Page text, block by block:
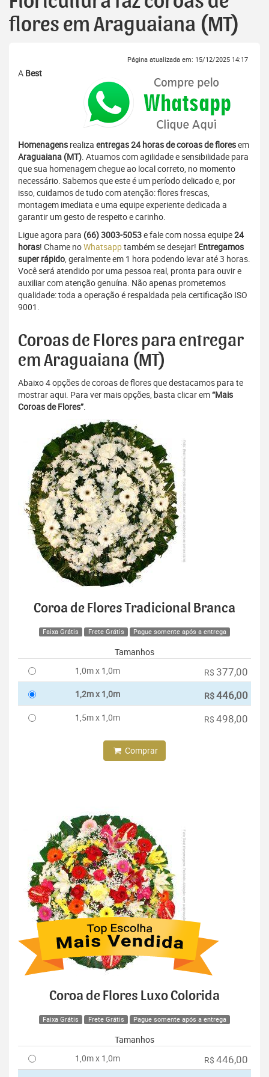
flores em Araguaiana (MT)
Página atualizada em: 15/12/2025 14:17
A Best
Homenagens realiza entregas 24 horas de coroas de floresem
Araguaiana (MT). Atuamos com agilidade e sensibilidade para
que sua homenagem chegue ao local correto, no momento
necessário. Sabemos que este é um período delicado e, por
isso, cuidamos de tudo com atenção: flores frescas,
montagem imediata e uma equipe experiente dedicada a
garantir um gesto de respeito e carinho.
Ligue agora para (66) 3003-5053e fale com nossa equipe24
horas! Chame noWhatsapptambém se desejar! Entregamos
super rápido, geralmente em 1 hora podendo levar até 3 horas.
Você será atendido por uma pessoa real, pronta para ouvir e
auxiliar com atenção genuína. Não apenas prometemos
qualidade: toda a operação é respaldada pela certificação ISO
9001.
Coroas de Flores para entregar
em Araguaiana (MT)
Abaixo 4 opções de coroas de flores que destacamos para te
mostrar aqui. Para ver mais opções, basta clicar em“Mais
Coroas de Flores”.
Coroa de Flores Tradicional Branca
Faixa Grátis Frete Grátis Pague somente após a entrega
Tamanhos
1,0m x 1,0m
R$ 377,00
1,2m x 1,0m R$446,00
1,5m x 1,0m R$ 498,00
Comprar
Coroa de Flores Luxo Colorida
Faixa Grátis Frete Grátis Pague somente após a entrega
Tamanhos
1,0m x 1,0m
R$ 446,00